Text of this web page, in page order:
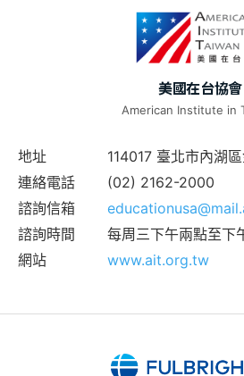
美國在台協會
American Institute in
地址
114017 臺北市內湖
連絡電話
(02) 2162-2000
諮詢信箱
諮詢時間
每周三下午兩點至下
網站
www.ait.org.tw